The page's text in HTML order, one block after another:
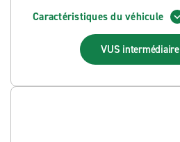
Caractéristiques du véhicule
VUS intermédiaire